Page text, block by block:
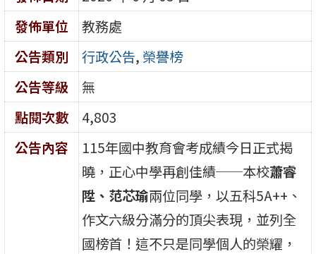
發佈單位
教務處
公告類別
行政公告, 榮譽榜
公告等級
無
點閱次數
4,803
公告內容
115年國中教育會考成績今日正式揭
曉，正心中學再創佳績──本校蕭睿
陞、范芯瑜兩位同學，以五科5A++、
作文六級分滿分的頂尖表現，並列全
國榜首！這不只是同學個人的榮耀，